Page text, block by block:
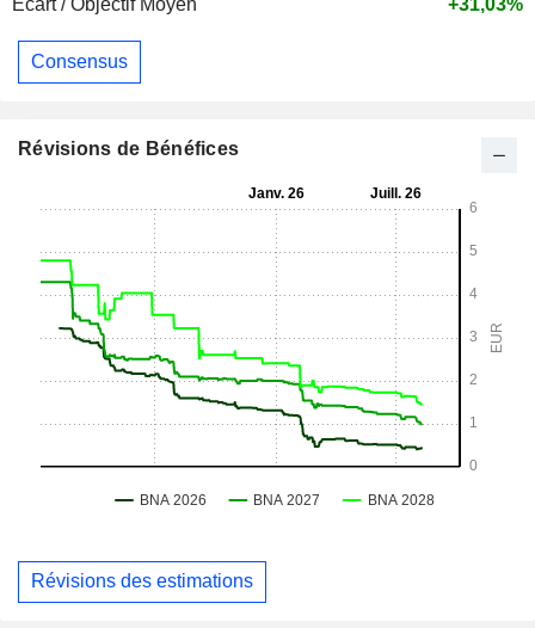
Ecart / Objectif Moyen
+31,03%
Consensus
Révisions de Bénéfices
Révisions des estimations